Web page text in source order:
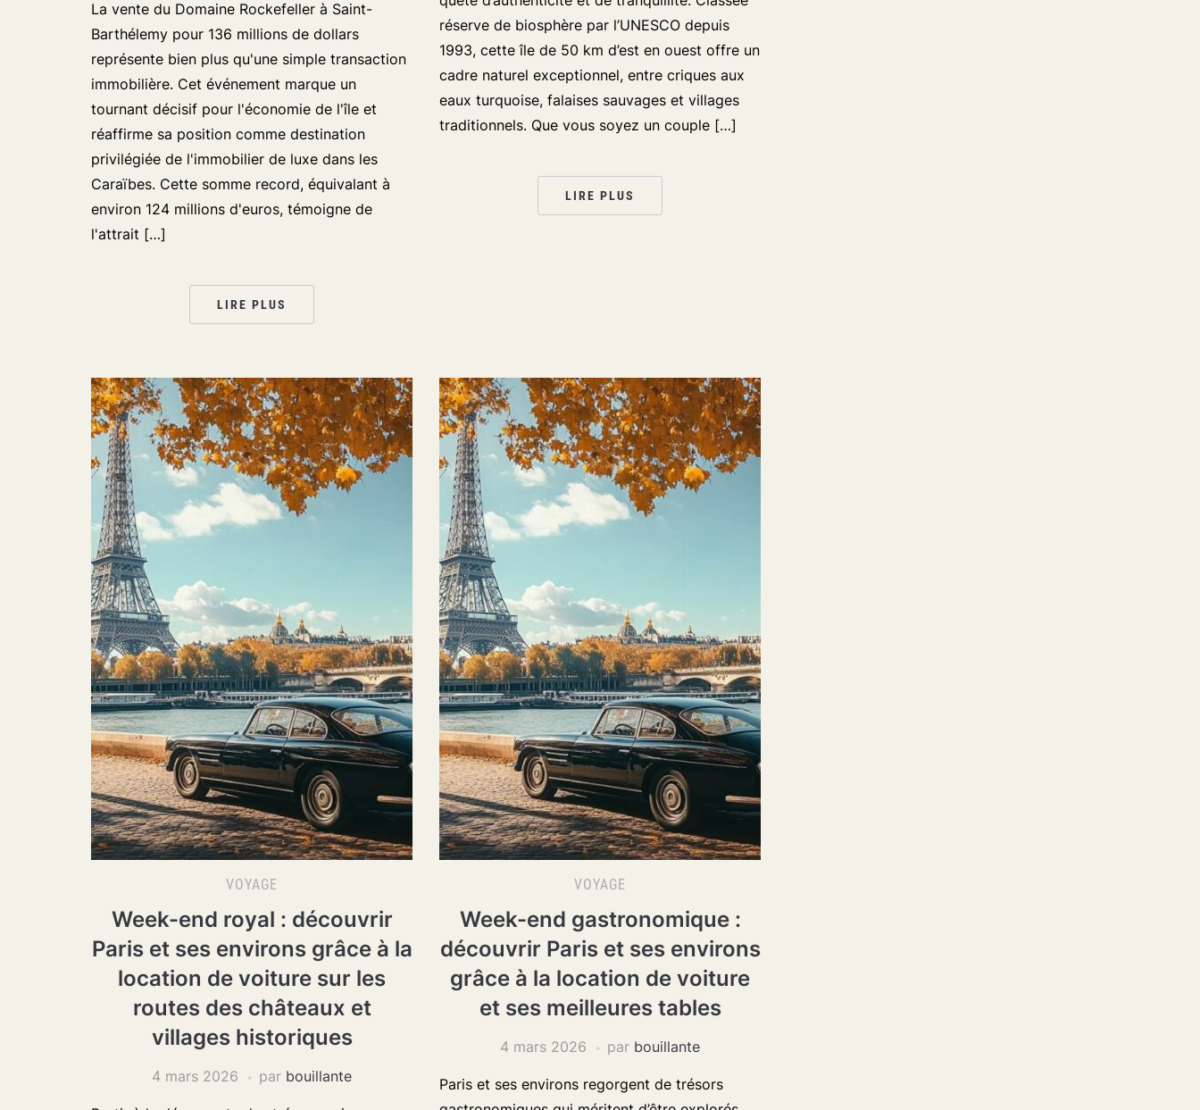
La vente du Domaine Rockefeller à Saint-
Barthélemy pour 136 millions de dollars
représente bien plus qu'une simple transaction
immobilière. Cet événement marque un
tournant décisif pour l'économie de l'île et
réaffirme sa position comme destination
privilégiée de l'immobilier de luxe dans les
Caraïbes. Cette somme record, équivalant à
environ 124 millions d'euros, témoigne de
l'attrait […]
LIRE PLUS
réserve de biosphère par l’UNESCO depuis
1993, cette île de 50 km d’est en ouest offre un
cadre naturel exceptionnel, entre criques aux
eaux turquoise, falaises sauvages et villages
traditionnels. Que vous soyez un couple […]
LIRE PLUS
VOYAGE
Week-end royal : découvrir
Paris et ses environs grâce à la
location de voiture sur les
routes des châteaux et
villages historiques
4 mars 2026 par bouillante
VOYAGE
Week-end gastronomique :
découvrir Paris et ses environs
grâce à la location de voiture
et ses meilleures tables
4 mars 2026 par bouillante
Paris et ses environs regorgent de trésors